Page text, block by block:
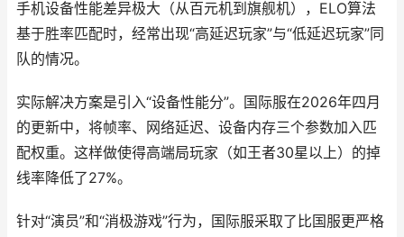
手机设备性能差异极大（从百元机到旗舰机），ELO算法
基于胜率匹配时，经常出现“高延迟玩家”与“低延迟玩家”同
队的情况。
实际解决方案是引入“设备性能分”。国际服在2026年四月
的更新中，将帧率、网络延迟、设备内存三个参数加入匹
配权重。这样做使得高端局玩家（如王者30星以上）的掉
线率降低了27%。
针对“演员”和“消极游戏”行为，国际服采取了比国服更严格